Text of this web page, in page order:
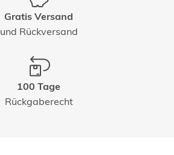
Gratis Versand
und Rückversand
100 Tage
Rückgaberecht